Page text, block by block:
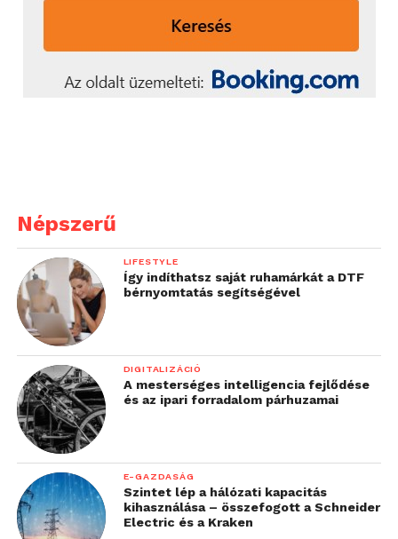
Népszerű
LIFESTYLE
Így indíthatsz saját ruhamárkát a DTF
bérnyomtatás segítségével
DIGITALIZÁCIÓ
A mesterséges intelligencia fejlődése
és az ipari forradalom párhuzamai
E-GAZDASÁG
Szintet lép a hálózati kapacitás
kihasználása – összefogott a Schneider
Electric és a Kraken